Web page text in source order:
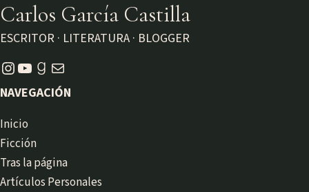
Carlos García Castilla
ESCRITOR · LITERATURA · BLOGGER
Instagram
YouTube
Goodreads
Correo electrónico
NAVEGACIÓN
Inicio
Ficción
Tras la página
Artículos Personales